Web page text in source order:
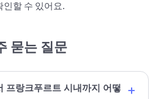
인할 수 있어요.
묻는 질문
프랑크푸르트 시내까지 어떻
+